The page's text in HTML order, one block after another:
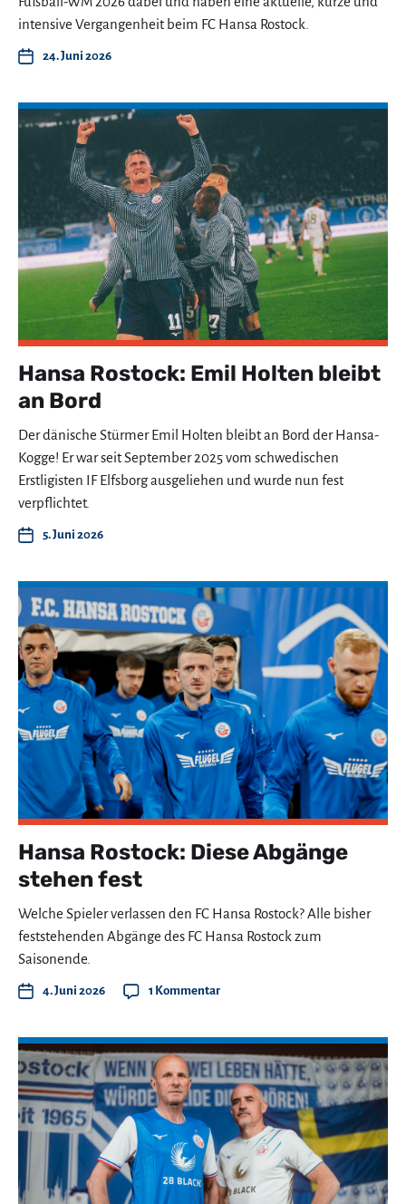
intensive Vergangenheit beim FC Hansa Rostock.
24. Juni 2026
Hansa Rostock: Emil Holten bleibt
an Bord
Der dänische Stürmer Emil Holten bleibt an Bord der Hansa-
Kogge! Er war seit September 2025 vom schwedischen
Erstligisten IF Elfsborg ausgeliehen und wurde nun fest
verpflichtet.
5. Juni 2026
Hansa Rostock: Diese Abgänge
stehen fest
Welche Spieler verlassen den FC Hansa Rostock? Alle bisher
feststehenden Abgänge des FC Hansa Rostock zum
Saisonende.
4. Juni 2026 1 Kommentar